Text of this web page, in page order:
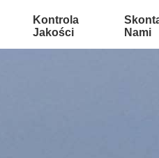
Kontrola
Jakości
Nami